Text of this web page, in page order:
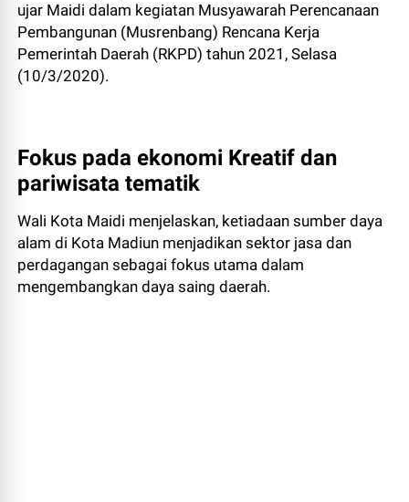
ujar Maidi dalam kegiatan Musyawarah Perencanaan
Pembangunan (Musrenbang) Rencana Kerja
Pemerintah Daerah (RKPD) tahun 2021, Selasa
(10/3/2020).
Fokus pada ekonomi Kreatif dan
pariwisata tematik
Wali Kota Maidi menjelaskan, ketiadaan sumber daya
alam di Kota Madiun menjadikan sektor jasa dan
perdagangan sebagai fokus utama dalam
mengembangkan daya saing daerah.